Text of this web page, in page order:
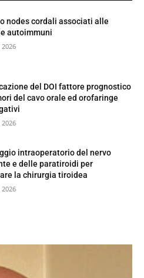
nodes cordali associati alle
autoimmuni
del DOI fattore prognostico
del cavo orale ed orofaringe
intraoperatorio del nervo
e delle paratiroidi per
la chirurgia tiroidea